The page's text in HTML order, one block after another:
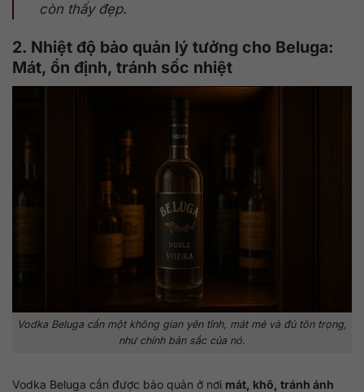
còn thấy đẹp.
2. Nhiệt độ bảo quản lý tưởng cho Beluga:
Mát, ổn định, tránh sốc nhiệt
Vodka Beluga cần một không gian yên tĩnh, mát mẻ và đủ tôn trọng,
như chính bản sắc của nó.
Vodka Beluga cần được bảo quản ở nơi mát, khô, tránh ánh